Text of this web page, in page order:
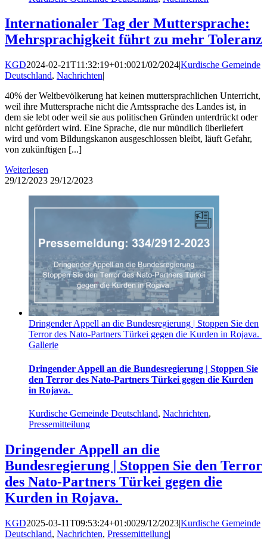
Internationaler Tag der Muttersprache:
Mehrsprachigkeit führt zu mehr Toleranz
KGD2024-02-21T11:32:19+01:0021/02/2024|Kurdische Gemeinde
Deutschland, Nachrichten|
40% der Weltbevölkerung hat keinen muttersprachlichen Unterricht,
weil ihre Muttersprache nicht die Amtssprache des Landes ist, in
dem sie lebt oder weil sie aus politischen Gründen unterdrückt oder
nicht gefördert wird. Eine Sprache, die nur mündlich überliefert
wird und vom Bildungskanon ausgeschlossen bleibt, läuft Gefahr,
von zukünftigen [...]
Weiterlesen
29/12/2023 29/12/2023
Dringender Appell an die Bundesregierung | Stoppen Sie den
Terror des Nato-Partners Türkei gegen die Kurden in Rojava.
Gallerie
Dringender Appell an die Bundesregierung | Stoppen Sie
den Terror des Nato-Partners Türkei gegen die Kurden
in Rojava.
Kurdische Gemeinde Deutschland, Nachrichten,
Pressemitteilung
Dringender Appell an die
Bundesregierung | Stoppen Sie den Terror
des Nato-Partners Türkei gegen die
Kurden in Rojava.
KGD2025-03-11T09:53:24+01:0029/12/2023|Kurdische Gemeinde
Deutschland, Nachrichten, Pressemitteilung|